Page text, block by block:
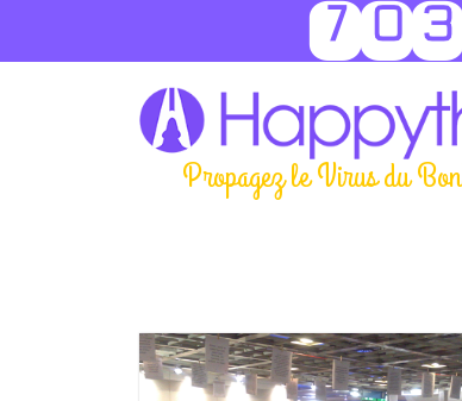
Propagez le Virus du